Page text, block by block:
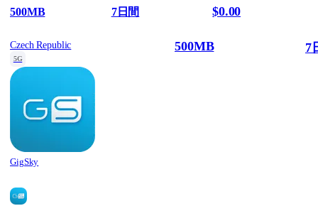
500MB 7日間 $0.00
Czech Republic
5G
GigSky
500MB 7